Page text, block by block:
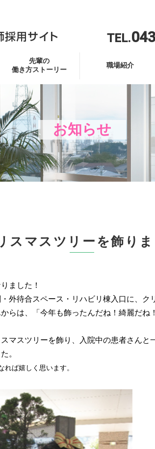
TEL.
先輩の
働き方ストーリー
職場紹介
お知らせ
スマスツリーを飾り
ました！
外待合スペース・リハビリ棟入口に、ク
らは、「今年も飾ったんだね！綺麗だね
マスツリーを飾り、入院中の患者さんと
。
れば嬉しく思います。